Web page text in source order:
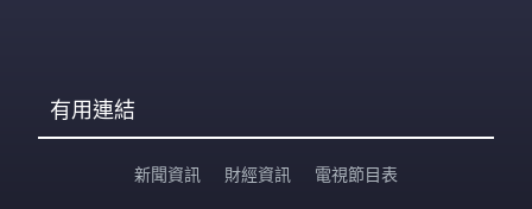
有用連結
新聞資訊 財經資訊 電視節目表